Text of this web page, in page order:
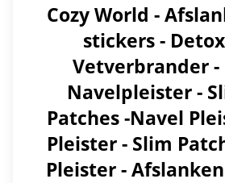
Cozy World -
stickers -
Vetverbrander -
Navelpleister -
Patches -Navel
Pleister - Slim
Pleister -